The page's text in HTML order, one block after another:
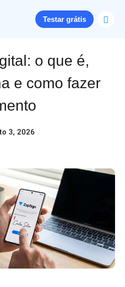
Testar grátis
o que é,
e como fazer
3, 2026